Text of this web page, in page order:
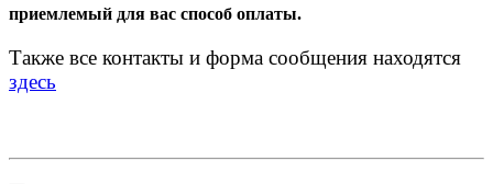
приемлемый для вас способ оплаты.
Также все контакты и форма сообщения находятся
здесь